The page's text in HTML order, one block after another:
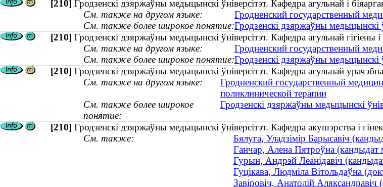
[210] Гродзенскі дзяржаўны медыцынскі ўніверсітэт. Кафедра агульнай і
См. также на другом языке:
Гродненский государственный
См. также более широкое понятие:Гродзенскі дзяржаўны медыцынскі
[210] Гродзенскі дзяржаўны медыцынскі ўніверсітэт. Кафедра агульнай гігіены і
См. также на другом языке:
Гродненский государственный
См. также более широкое понятие:Гродзенскі дзяржаўны медыцынскі
[210] Гродзенскі дзяржаўны медыцынскі ўніверсітэт. Кафедра агульнай
См. также на другом языке:
Гродненский государственный
поликлинической терапии
См. также более широкое
понятие:
Гродзенскі дзяржаўны медыцынскі
[210] Гродзенскі дзяржаўны медыцынскі ўніверсітэт. Кафедра акушэрства і
См. также:
Бялуга, Уладзімір Барысавіч
Ганчар, Алена Пятроўна (кандыдат
Гурын, Андрэй Леанідавіч
Гуцікава, Людміла Вітольдаўна
Завіровіч, Анатолій